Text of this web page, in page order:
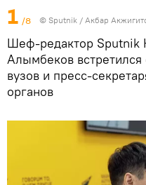
1 /8 © Sputnik / Акбар
Шеф-редактор Sputnik
Алымбеков встретился
вузов и пресс-
органов